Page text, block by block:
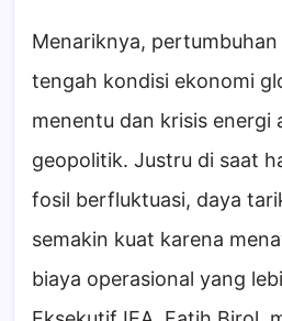
Menariknya,
tengah kondisi ekonomi
menentu dan krisis energi
geopolitik. Justru di saat
fosil berfluktuasi, daya
semakin kuat karena
biaya operasional yang